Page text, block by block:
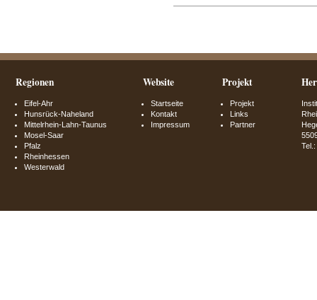
Regionen
Eifel-Ahr
Hunsrück-Naheland
Mittelrhein-Lahn-Taunus
Mosel-Saar
Pfalz
Rheinhessen
Westerwald
Website
Startseite
Kontakt
Impressum
Projekt
Projekt
Links
Partner